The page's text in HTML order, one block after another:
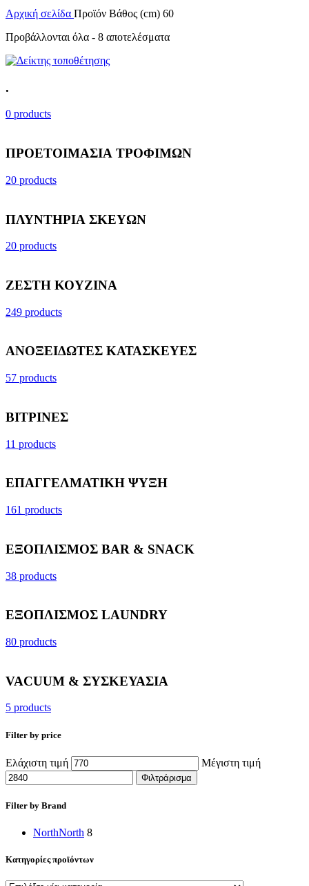
Αρχική σελίδα Προϊόν Βάθος (cm) 60
Προβάλλονται όλα - 8 αποτελέσματα
.
0 products
ΠΡΟΕΤΟΙΜΑΣΙΑ ΤΡΟΦΙΜΩΝ
20 products
ΠΛΥΝΤΗΡΙΑ ΣΚΕΥΩΝ
20 products
ΖΕΣΤΗ ΚΟΥΖΙΝΑ
249 products
ΑΝΟΞΕΙΔΩΤΕΣ ΚΑΤΑΣΚΕΥΕΣ
57 products
ΒΙΤΡΙΝΕΣ
11 products
ΕΠΑΓΓΕΛΜΑΤΙΚΗ ΨΥΞΗ
161 products
ΕΞΟΠΛΙΣΜΟΣ BAR & SNACK
38 products
ΕΞΟΠΛΙΣΜΟΣ LAUNDRY
80 products
VACUUM & ΣΥΣΚΕΥΑΣΙΑ
5 products
Filter by price
Ελάχιστη τιμή Μέγιστη τιμή
Φιλτράρισμα
Filter by Brand
NorthNorth 8
Κατηγορίες προϊόντων